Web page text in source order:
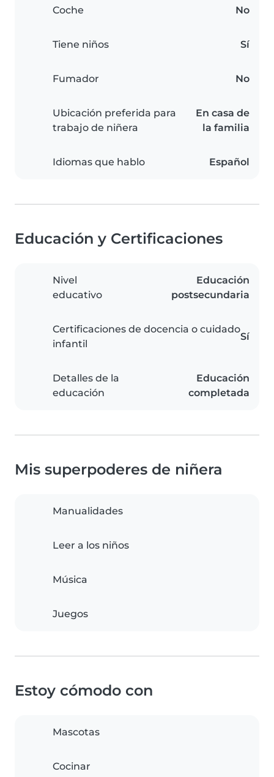
Coche No
Tiene niños Sí
Fumador No
Ubicación preferida para
trabajo de niñera
En casa de
la familia
Idiomas que hablo Español
Educación y Certificaciones
Nivel
educativo
Educación
postsecundaria
Certificaciones de docencia o cuidado
infantil
Sí
Detalles de la
educación
Educación
completada
Mis superpoderes de niñera
Manualidades
Leer a los niños
Música
Juegos
Estoy cómodo con
Mascotas
Cocinar